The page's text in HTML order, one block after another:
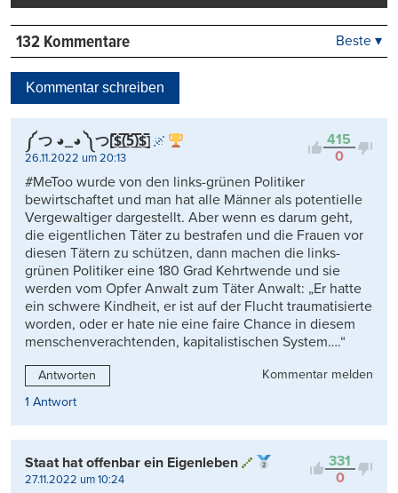
132 Kommentare
Kontrovers
Beste ▾
Kommentar schreiben
415
0
༼ つ ◕_◕ ༽つ[̲̅$̲̅(̲̅5̲̅)̲̅$̲̅]
26.11.2022 um 20:13
#MeToo wurde von den links-grünen Politiker
bewirtschaftet und man hat alle Männer als potentielle
Vergewaltiger dargestellt. Aber wenn es darum geht,
die eigentlichen Täter zu bestrafen und die Frauen vor
diesen Tätern zu schützen, dann machen die links-
grünen Politiker eine 180 Grad Kehrtwende und sie
werden vom Opfer Anwalt zum Täter Anwalt: „Er hatte
ein schwere Kindheit, er ist auf der Flucht traumatisierte
worden, oder er hate nie eine faire Chance in diesem
menschenverachtenden, kapitalistischen System….“
Antworten
Kommentar melden
1 Antwort
331
0
Staat hat offenbar ein Eigenleben
27.11.2022 um 10:24